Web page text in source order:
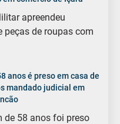
apreendeu
peças de roupas com
anos é preso em casa de
mandado judicial em
de 58 anos foi preso